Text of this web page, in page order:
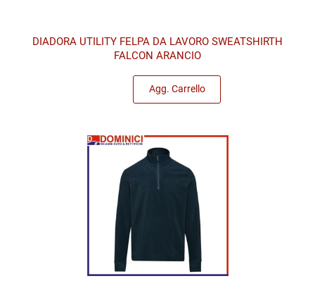
DIADORA UTILITY FELPA DA LAVORO SWEATSHIRTH
FALCON ARANCIO
Quantità
Agg. Carrello